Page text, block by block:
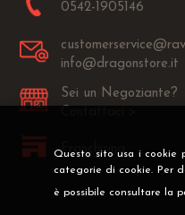
Questo sito usa i cookie
categorie di cookie. Per
è possibile consultare la
0542-1905146
info@dragonstore.it
Sei un Negoziante?
Franchising